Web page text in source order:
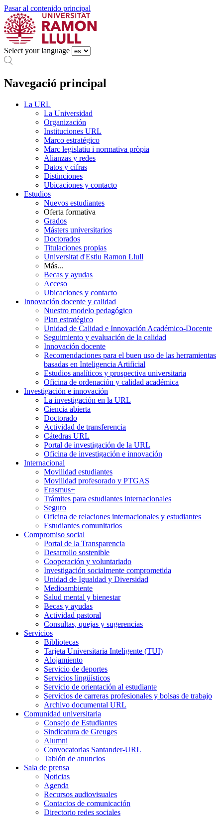
Pasar al contenido principal
Select your language
Navegació principal
La URL
La Universidad
Organización
Instituciones URL
Marco estratégico
Marc legislatiu i normativa pròpia
Alianzas y redes
Datos y cifras
Distinciones
Ubicaciones y contacto
Estudios
Nuevos estudiantes
Oferta formativa
Grados
Másters universitarios
Doctorados
Titulaciones propias
Universitat d'Estiu Ramon Llull
Más...
Becas y ayudas
Acceso
Ubicaciones y contacto
Innovación docente y calidad
Nuestro modelo pedagógico
Plan estratégico
Unidad de Calidad e Innovación Académico-Docente
Seguimiento y evaluación de la calidad
Innovación docente
Recomendaciones para el buen uso de las herramientas
basadas en Inteligencia Artificial
Estudios analíticos y prospectiva universitaria
Oficina de ordenación y calidad académica
Investigación e innovación
La investigación en la URL
Ciencia abierta
Doctorado
Actividad de transferencia
Cátedras URL
Portal de investigación de la URL
Oficina de investigación e innovación
Internacional
Movilidad estudiantes
Movilidad profesorado y PTGAS
Erasmus+
Trámites para estudiantes internacionales
Seguro
Oficina de relaciones internacionales y estudiantes
Estudiantes comunitarios
Compromiso social
Portal de la Transparencia
Desarrollo sostenible
Cooperación y voluntariado
Investigación socialmente comprometida
Unidad de Igualdad y Diversidad
Medioambiente
Salud mental y bienestar
Becas y ayudas
Actividad pastoral
Consultas, quejas y sugerencias
Servicios
Bibliotecas
Tarjeta Universitaria Inteligente (TUI)
Alojamiento
Servicio de deportes
Servicios lingüísticos
Servicio de orientación al estudiante
Servicios de carreras profesionales y bolsas de trabajo
Archivo documental URL
Comunidad universitaria
Consejo de Estudiantes
Sindicatura de Greuges
Alumni
Convocatorias Santander-URL
Tablón de anuncios
Sala de prensa
Noticias
Agenda
Recursos audiovisuales
Contactos de comunicación
Directorio redes sociales